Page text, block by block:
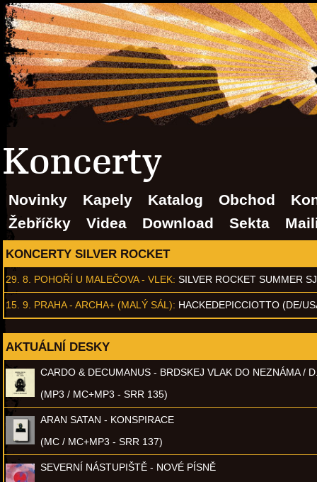
Koncerty
Novinky Kapely Katalog Obchod
Žebříčky
Videa Download Sekta
KONCERTY SILVER ROCKET
29. 8. POHOŘÍ U MALEČOVA - VLEK: SILVER ROCKET SUMMER
15. 9. PRAHA - ARCHA+ (MALÝ SÁL): HACKEDEPICCIOTTO (DE/
AKTUÁLNÍ DESKY
CARDO & DECUMANUS - BRDSKEJ VLAK DO NEZNÁMA /
(MP3 / MC+MP3 - SRR 135)
ARAN SATAN - KONSPIRACE
(MC / MC+MP3 - SRR 137)
SEVERNÍ NÁSTUPIŠTĚ - NOVÉ PÍSNĚ